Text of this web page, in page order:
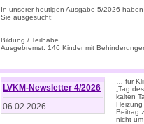
In unserer heutigen Ausgabe 5/2026
Sie ausgesucht:
Bildung / Teilhabe
Ausgebremst: 146 Kinder mit
LVKM-Newsletter 4/2026
06.02.2026
… für
„Tag
kalten
Beitrag
nicht